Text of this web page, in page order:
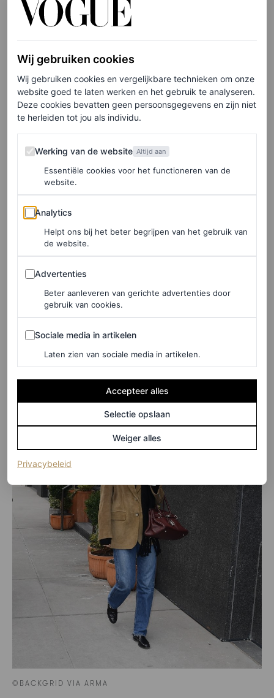
generatie. De Nederlandse eigenaren van Arma zijn
natuurlijk blij. “We zijn enorm vereerd om Kendall in
invloed op de modewereld is ongekend en het is
fantastisch om te zien hoe onze blazer samengaat met
haar persoonlijke stijl.”
LEES OOK
Van Kate Moss tot Kendall Jenner: de 90s
zijn terug bij Calvin Klein, moderner dan
ooit
LARA OLIVERI
in beeldige outfits. Eerder zagen we haar al in een
chique outfit, met een gedrapeerde saliegroene
kasjmieren top van The Row. Ook bewees ze datlage
schoenener stijlvol uit kunnen zien. Bekijk de blazer van
Arma bij Kendall Jenner hieronder.
©BACKGRID VIA ARMA
Wij gebruiken cookies
Wij gebruiken cookies en vergelijkbare technieken om onze
website goed te laten werken en het gebruik te analyseren.
Deze cookies bevatten geen persoonsgegevens en zijn niet
te herleiden tot jou als individu.
Werking van de website
Werking van de website Altijd aan
Essentiële cookies voor het functioneren van de
website.
Analytics
Analytics
Helpt ons bij het beter begrijpen van het gebruik van
de website.
Advertenties
Advertenties
Beter aanleveren van gerichte advertenties door
gebruik van cookies.
Sociale media in artikelen
Sociale media in artikelen
Laten zien van sociale media in artikelen.
Accepteer alles
Selectie opslaan
Weiger alles
Privacybeleid